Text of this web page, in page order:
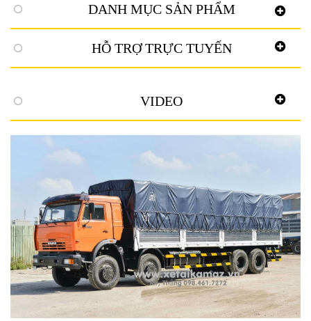
DANH MỤC SẢN PHẨM
HỖ TRỢ TRỰC TUYẾN
VIDEO